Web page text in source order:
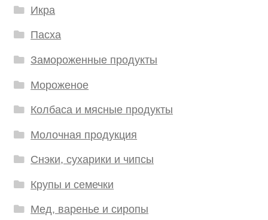
Икра
Пасха
Замороженные продукты
Мороженое
Колбаса и мясные продукты
Молочная продукция
Снэки, сухарики и чипсы
Крупы и семечки
Мед, варенье и сиропы